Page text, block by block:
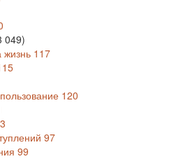
049)
жизнь 117
120
3
97
99